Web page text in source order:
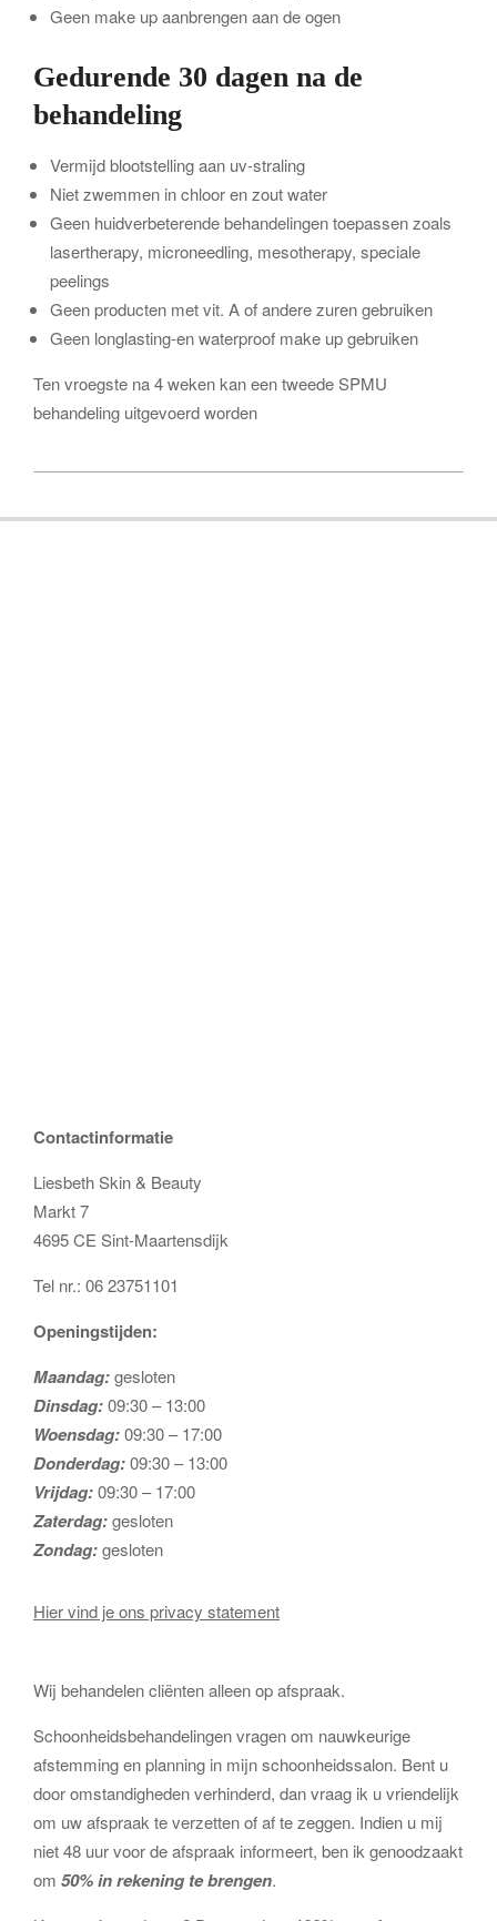
Geen make up aanbrengen aan de ogen
Gedurende 30 dagen na de
behandeling
Vermijd blootstelling aan uv-straling
Niet zwemmen in chloor en zout water
Geen huidverbeterende behandelingen toepassen zoals
lasertherapy, microneedling, mesotherapy, speciale
peelings
Geen producten met vit. A of andere zuren gebruiken
Geen longlasting-en waterproof make up gebruiken
Ten vroegste na 4 weken kan een tweede SPMU
behandeling uitgevoerd worden
04-
Contactinformatie
Liesbeth Skin & Beauty
Markt 7
4695 CE Sint-Maartensdijk
Tel nr.: 06 23751101
Openingstijden:
Maandag:gesloten
Dinsdag:09:30 – 13:00
Woensdag:09:30 – 17:00
Donderdag:09:30 – 13:00
Vrijdag:09:30 – 17:00
Zaterdag:gesloten
Zondag:gesloten
Hier vind je ons privacy statement
Wij behandelen cliënten alleen op afspraak.
Schoonheidsbehandelingen vragen om nauwkeurige
afstemming en planning in mijn schoonheidssalon. Bent u
door omstandigheden verhinderd, dan vraag ik u vriendelijk
om uw afspraak te verzetten of af te zeggen. Indien u mij
niet 48 uur voor de afspraak informeert, ben ik genoodzaakt
om 50% in rekening te brengen.